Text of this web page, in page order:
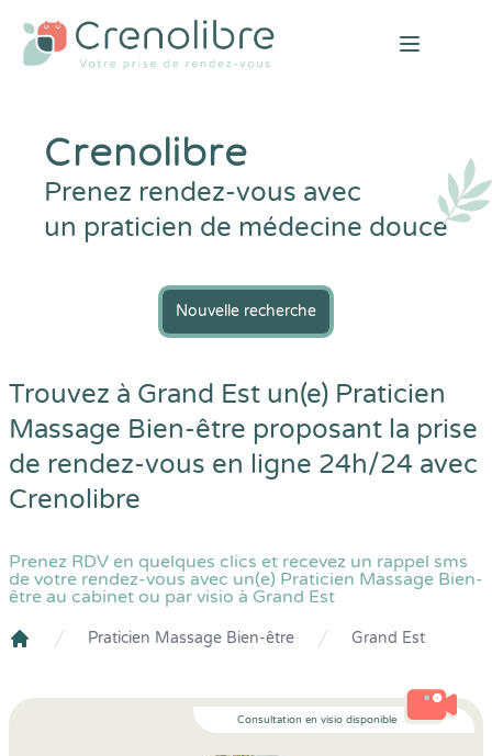
Open
Crenolibre
Prenez rendez-vous avec
un praticien de médecine douce
Nouvelle recherche
Trouvez à Grand Est un(e) Praticien
Massage Bien-être proposant la prise
de rendez-vous en ligne 24h/24 avec
Crenolibre
Prenez RDV en quelques clics et recevez un rappel sms
de votre rendez-vous avec un(e) Praticien Massage Bien-
être au cabinet ou par visio à Grand Est
Praticien Massage Bien-être Grand Est
Consultation en visio disponible